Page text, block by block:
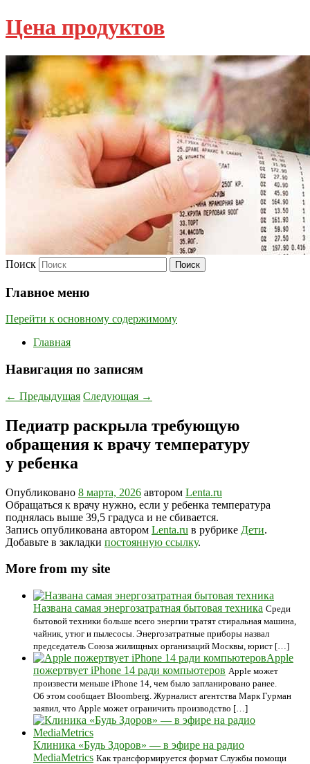
Цена продуктов
Поиск
Главное меню
Перейти к основному содержимому
Главная
Навигация по записям
← Предыдущая Следующая →
Педиатр раскрыла требующую
обращения к врачу температуру
у ребенка
Опубликовано 8 марта, 2026 автором Lenta.ru
Обращаться к врачу нужно, если у ребенка температура
поднялась выше 39,5 градуса и не сбивается.
Запись опубликована автором Lenta.ru в рубрике Дети.
Добавьте в закладки постоянную ссылку.
More from my site
Названа самая энергозатратная бытовая техника Среди
бытовой техники больше всего энергии тратят стиральная машина,
чайник, утюг и пылесосы. Энергозатратные приборы назвал
председатель Союза жилищных организаций Москвы, юрист […]
Apple
пожертвует iPhone 14 ради компьютеров Apple может
произвести меньше iPhone 14, чем было запланировано ранее.
Об этом сообщает Bloomberg. Журналист агентства Марк Гурман
заявил, что Apple может ограничить производство […]
Клиника «Будь Здоров» — в эфире на радио
MediaMetrics Как трансформируется формат Службы помощи